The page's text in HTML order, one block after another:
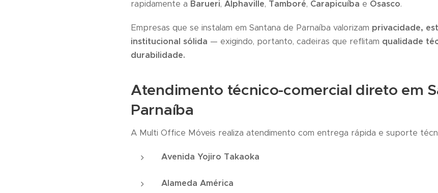
rapidamente a Barueri, Alphaville, Tamboré, Carapicuíba e Osasco.
Empresas que se instalam em Santana de Parnaíba valorizam privacidade,
institucional sólida — exigindo, portanto, cadeiras que reflitam qualidade
durabilidade.
Atendimento técnico-comercial direto em
Parnaíba
A Multi Office Móveis realiza atendimento com entrega rápida e suporte
Avenida Yojiro Takaoka
Alameda América